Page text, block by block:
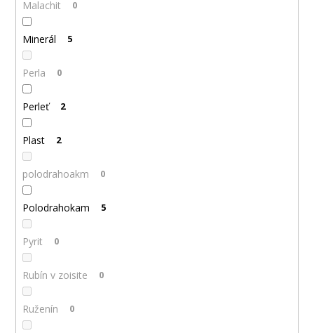
Malachit 0
Minerál 5
Perla 0
Perleť 2
Plast 2
polodrahoakm 0
Polodrahokam 5
Pyrit 0
Rubín v zoisite 0
Ruženín 0